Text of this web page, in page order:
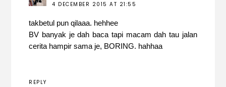
4 DECEMBER 2015 AT 21:55
takbetul pun qilaaa. hehhee
BV banyak je dah baca tapi macam dah tau jalan
cerita hampir sama je, BORING. hahhaa
REPLY